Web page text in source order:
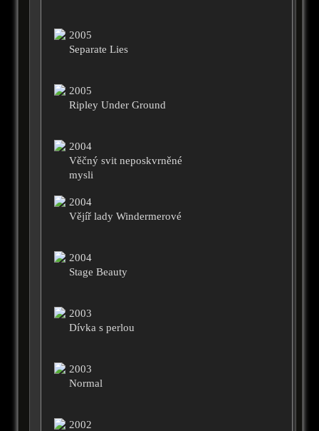
2005
Separate Lies
2005
Ripley Under Ground
2004
Věčný svit neposkvrněné
mysli
2004
Vějíř lady Windermerové
2004
Stage Beauty
2003
Dívka s perlou
2003
Normal
2002